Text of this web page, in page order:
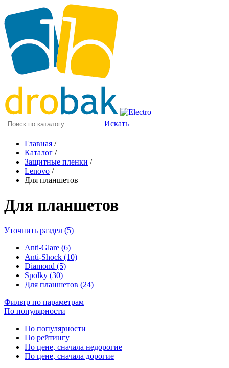
Искать
Главная /
Каталог /
Защитные пленки /
Lenovo /
Для планшетов
Для планшетов
Уточнить раздел (5)
Anti-Glare (6)
Anti-Shock (10)
Diamond (5)
Spolky (30)
Для планшетов (24)
Фильтр по параметрам
По популярности
По популярности
По рейтингу
По цене, сначала недорогие
По цене, сначала дорогие